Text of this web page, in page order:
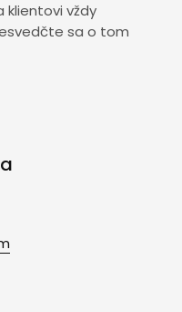
klientovi vždy
sa o tom